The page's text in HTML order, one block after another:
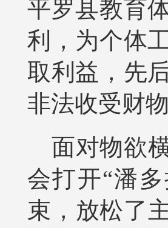
平罗县教育
利，为个体
取利益，先
非法收受财
面对物欲
会打开“潘
束，放松了